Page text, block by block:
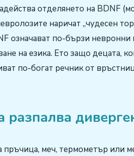
отделянето на BDNF
наричат „чудесен тор
означават по-бързи невронни
на езика. Ето защо децата,
по-богат речник от
меч, термометър или